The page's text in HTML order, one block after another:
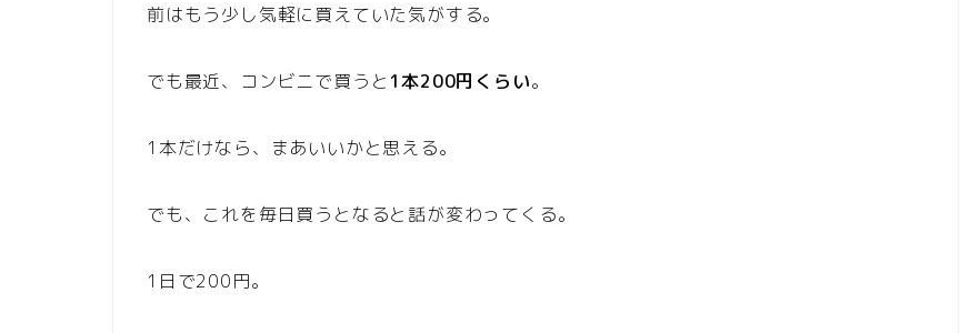
前はもう少し気軽に買えていた気がする。
でも最近、コンビニで買うと 1本200円くらい。
1本だけなら、まあいいかと思える。
でも、これを毎日買うとなると話が変わってくる。
1日で200円。